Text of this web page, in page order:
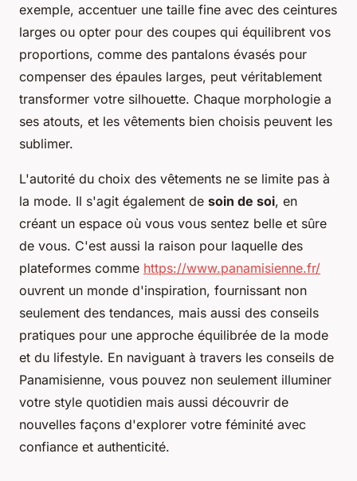
exemple, accentuer une taille fine avec des ceintures
larges ou opter pour des coupes qui équilibrent vos
proportions, comme des pantalons évasés pour
compenser des épaules larges, peut véritablement
transformer votre silhouette. Chaque morphologie a
ses atouts, et les vêtements bien choisis peuvent les
sublimer.
L'autorité du choix des vêtements ne se limite pas à
la mode. Il s'agit également de soin de soi, en
créant un espace où vous vous sentez belle et sûre
de vous. C'est aussi la raison pour laquelle des
plateformes comme https://www.panamisienne.fr/
ouvrent un monde d'inspiration, fournissant non
seulement des tendances, mais aussi des conseils
pratiques pour une approche équilibrée de la mode
et du lifestyle. En naviguant à travers les conseils de
Panamisienne, vous pouvez non seulement illuminer
votre style quotidien mais aussi découvrir de
nouvelles façons d'explorer votre féminité avec
confiance et authenticité.